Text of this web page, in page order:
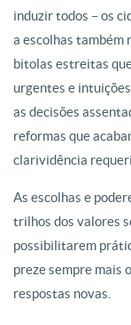
induzir todos – os
a escolhas também
bitolas estreitas
urgentes e
as decisões
reformas que
clarividência
As escolhas e
trilhos dos valores
possibilitarem
preze sempre mais
respostas novas.